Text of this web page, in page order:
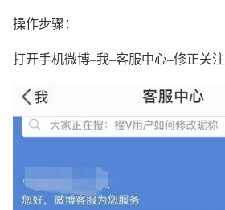
操作步骤：
打开手机微博–我–客服中心–修正关注